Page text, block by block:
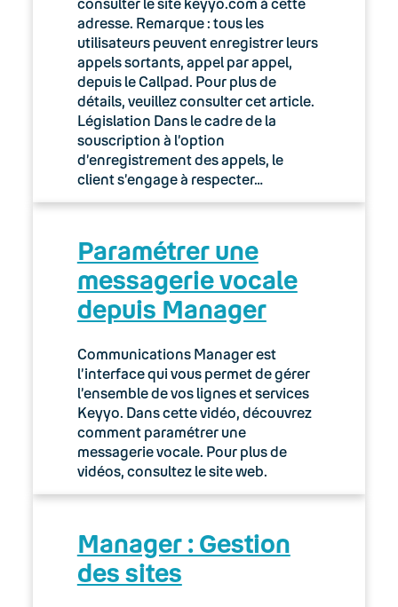
adresse. Remarque : tous les
utilisateurs peuvent enregistrer leurs
appels sortants, appel par appel,
depuis le Callpad. Pour plus de
détails, veuillez consulter cet article.
Législation Dans le cadre de la
souscription à l’option
d’enregistrement des appels, le
client s’engage à respecter…
Paramétrer une
messagerie vocale
depuis Manager
Communications Manager est
l’interface qui vous permet de gérer
l’ensemble de vos lignes et services
Keyyo. Dans cette vidéo, découvrez
comment paramétrer une
messagerie vocale. Pour plus de
vidéos, consultez le site web.
Manager : Gestion
des sites